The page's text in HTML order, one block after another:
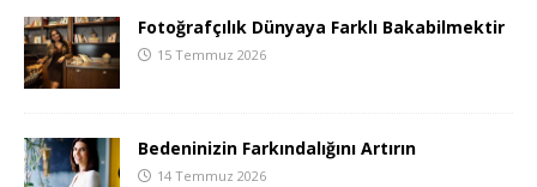
Fotoğrafçılık Dünyaya Farklı Bakabilmektir
15 Temmuz 2026
Bedeninizin Farkındalığını Artırın
14 Temmuz 2026